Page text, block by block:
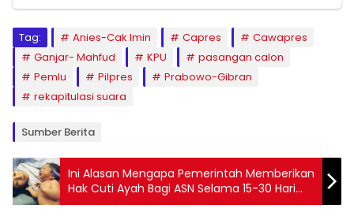
Tag: Anies-Cak Imin Capres
Cawapres
Ganjar- Mahfud
KPU
pasangan calon
Pemlu
Pilpres
Prabowo-Gibran
rekapitulasi suara
Sumber Berita
Ini Alasan Mengapa Pemerintah Memberikan
Hak Cuti Ayah Bagi ASN Selama 15-30 Hari
Ketika Istri Melahirkan